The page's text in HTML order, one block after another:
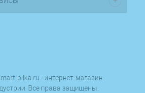
pilka.ru - интернет-магазин
Все права защищены.